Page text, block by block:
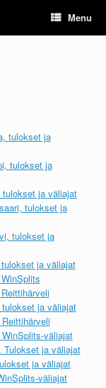
Menu
tulokset ja
tulokset ja
ja väliajat
tulokset ja
tulokset ja
ja väliajat
ja väliajat
väliajat
Tulokset ja väliajat
ja väliajat
väliajat